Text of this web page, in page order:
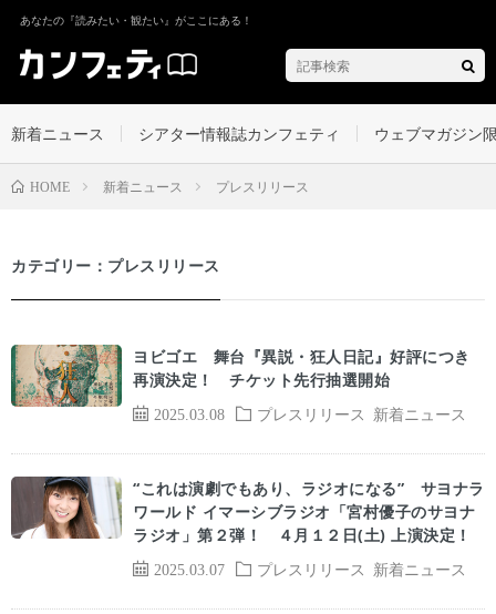
あなたの『読みたい・観たい』がここにある！
新着ニュース シアター情報誌カンフェティ ウェブマガジン
HOME 新着ニュース プレスリリース
カテゴリー：プレスリリース
2025.03.08 プレスリリース 新着ニュース
ヨビゴエ 舞台『異説・狂人日記』好評につき
再演決定！ チケット先行抽選開始
2025.03.07 プレスリリース 新着ニュース
“これは演劇でもあり、ラジオになる” サヨナラ
ワールド イマーシブラジオ「宮村優子のサヨナ
ラジオ」第２弾！ ４月１２日(土) 上演決定！